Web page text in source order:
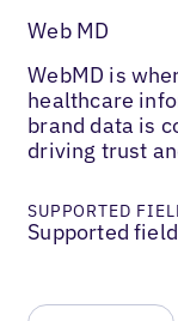
Web MD
WebMD is
healthcare
brand data is
driving trust
SUPPORTED
Supported